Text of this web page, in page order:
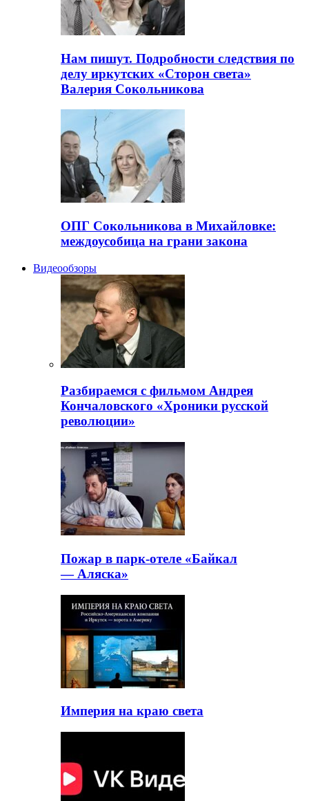
Нам пишут. Подробности следствия по
делу иркутских «Сторон света»
Валерия Сокольникова
ОПГ Сокольникова в Михайловке:
междоусобица на грани закона
Видеообзоры
Разбираемся с фильмом Андрея
Кончаловского «Хроники русской
революции»
Пожар в парк-отеле «Байкал
— Аляска»
Империя на краю света